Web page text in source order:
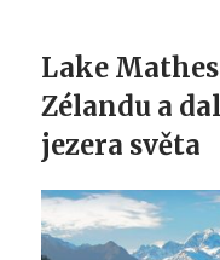
Lake
Zélandu a
jezera světa